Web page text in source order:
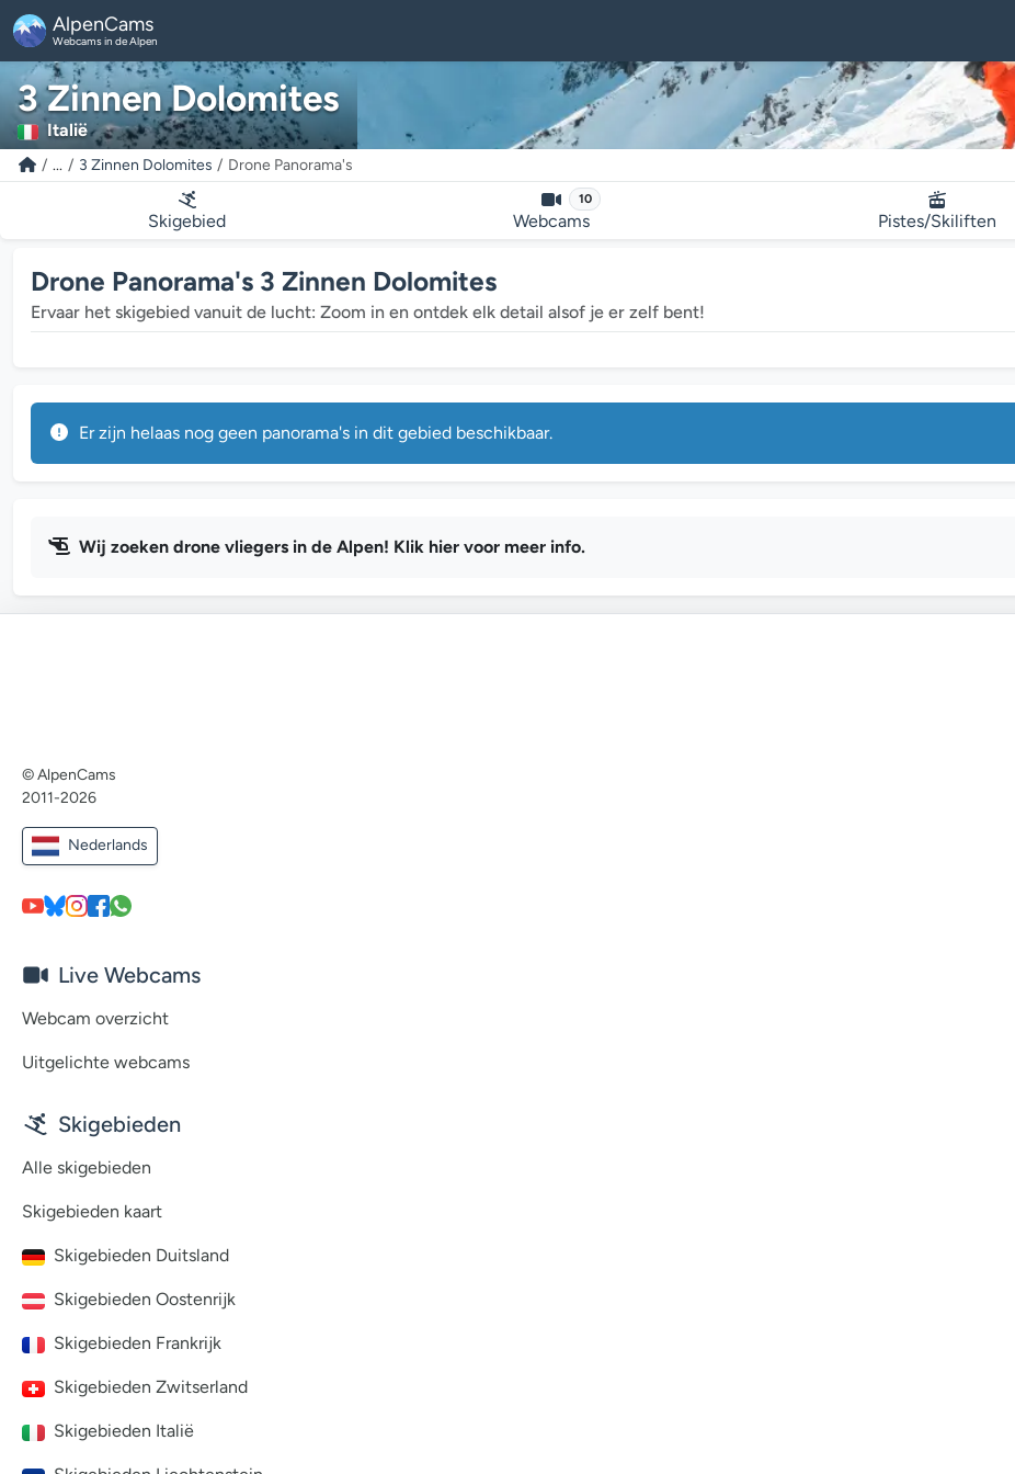
AlpenCams
Webcams in de Alpen
3 Zinnen Dolomites
Italië
... 3 Zinnen Dolomites Drone Panorama's
Skigebied
10
Webcams Pistes/Skiliften
Drone Panorama's 3 Zinnen Dolomites
Ervaar het skigebied vanuit de lucht: Zoom in en ontdek elk detail alsof je er zelf bent!
Er zijn helaas nog geen panorama's in dit gebied beschikbaar.
Wij zoeken drone vliegers in de Alpen! Klik hier voor meer info.
© AlpenCams
2011-2026
Nederlands
Live Webcams
Webcam overzicht
Uitgelichte webcams
Skigebieden
Alle skigebieden
Skigebieden kaart
Skigebieden Duitsland
Skigebieden Oostenrijk
Skigebieden Frankrijk
Skigebieden Zwitserland
Skigebieden Italië